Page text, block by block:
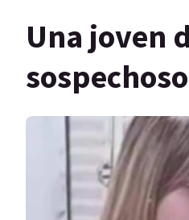
Una joven